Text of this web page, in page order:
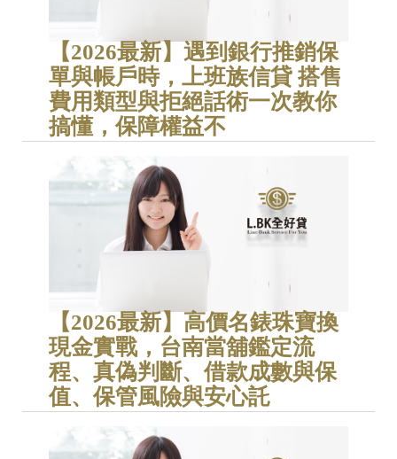
【2026最新】遇到銀行推銷保
單與帳戶時，上班族信貸 搭售
費用類型與拒絕話術一次教你
搞懂，保障權益不
【2026最新】高價名錶珠寶換
現金實戰，台南當舖鑑定流
程、真偽判斷、借款成數與保
值、保管風險與安心託